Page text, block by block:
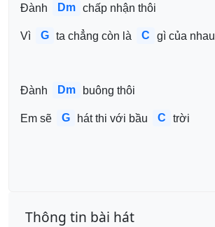
Đành Dm chấp nhận thôi
Vì G ta chẳng còn là C gì của nhau
Đành Dm buông thôi
Em sẽ G hát thi với bầu C trời
Thông tin bài hát